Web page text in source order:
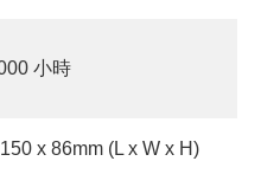
小時
x 86mm (L x W x H)